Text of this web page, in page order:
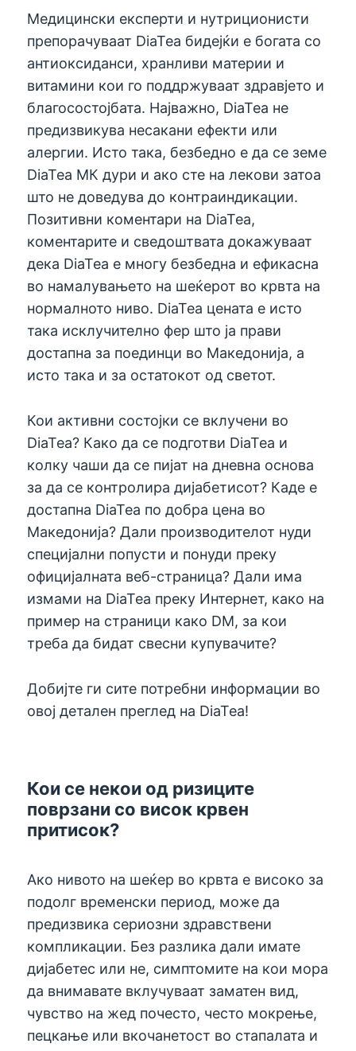
Медицински експерти и нутриционисти
препорачуваат DiaTea бидејќи е богата со
антиоксиданси, хранливи материи и
витамини кои го поддржуваат здравјето и
благосостојбата. Најважно, DiaTea не
предизвикува несакани ефекти или
алергии. Исто така, безбедно е да се земе
DiaTea МК дури и ако сте на лекови затоа
што не доведува до контраиндикации.
Позитивни коментари на DiaTea,
коментарите и сведоштвата докажуваат
дека DiaTea е многу безбедна и ефикасна
во намалувањето на шеќерот во крвта на
нормалното ниво. DiaTea цената е исто
така исклучително фер што ја прави
достапна за поединци во Македонија, а
исто така и за остатокот од светот.
Кои активни состојки се вклучени во
DiaTea? Како да се подготви DiaTea и
колку чаши да се пијат на дневна основа
за да се контролира дијабетисот? Каде е
достапна DiaTea по добра цена во
Македонија? Дали производителот нуди
специјални попусти и понуди преку
официјалната веб-страница? Дали има
измами на DiaTea преку Интернет, како на
пример на страници како DM, за кои
треба да бидат свесни купувачите?
Добијте ги сите потребни информации во
овој детален преглед на DiaTea!
Кои се некои од ризиците
поврзани со висок крвен
притисок?
Ако нивото на шеќер во крвта е високо за
подолг временски период, може да
предизвика сериозни здравствени
компликации. Без разлика дали имате
дијабетес или не, симптомите на кои мора
да внимавате вклучуваат заматен вид,
чувство на жед почесто, често мокрење,
пецкање или вкочанетост во стапалата и